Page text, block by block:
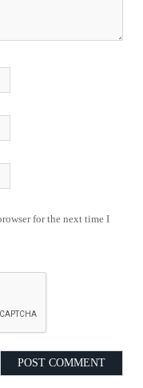
for the next time I